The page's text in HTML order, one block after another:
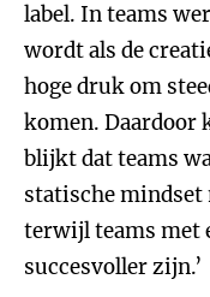
label. In teams
wordt als de
hoge druk om
komen. Daardoor
blijkt dat teams
statische mindset
terwijl teams met
succesvoller zijn.’